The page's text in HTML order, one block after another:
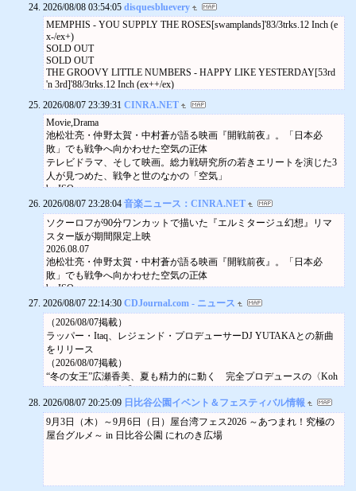
Door: 3000JPY
Xiang (acoustic body, violin) (from China), Shinpei Ruike (trumpet), Takashi
Seo (bass)
Aug 12 (Wed)
19.00
POLARIS
Minami-Aoyama
Advance: ¥3500
Door: ¥4000
Open Jam Session
Aug 12
2026/08/08 03:54:05 disquesbluevery
MEMPHIS - YOU SUPPLY THE ROSES[swamplands]'83/3trks.12 Inch (e
x-/ex+)
SOLD OUT
SOLD OUT
THE GROOVY LITTLE NUMBERS - HAPPY LIKE YESTERDAY[53rd
'n 3rd]'88/3trks.12 Inch (ex++/ex)
2026/08/07 23:39:31 CINRA.NET
Movie,Drama
池松壮亮・仲野太賀・中村蒼が語る映画『開戦前夜』。「日本必
敗」でも戦争へ向かわせた空気の正体
テレビドラマ、そして映画。総力戦研究所の若きエリートを演じた3
人が見つめた、戦争と世のなかの「空気」
by ISO
2026.08.07
Movie,Drama
「制裁は生活を致命的に変える」。『大統領のケーキ』監督が描い
たフセイン政権で生きる人々
by ISO
2026.07.10
グローバルに展開するゲーム・アニメ系デジタルコンテンツ制作
未経験
新卒
フレックス
リモートワーク実施中
ユニークな福利厚生
語学を活かせる
最先端の技術を学べる
株式会社エンタクルグラフィックス
熱量と柔軟性で作品をカタチに。エディトリアル制作を一緒に！
リモートワーク実施中
少数精鋭
カルチャー愛がある
2026/08/07 23:28:04 音楽ニュース：CINRA.NET
ソクーロフが90分ワンカットで描いた『エルミタージュ幻想』リマ
スター版が期間限定上映
2026.08.07
池松壮亮・仲野太賀・中村蒼が語る映画『開戦前夜』。「日本必
敗」でも戦争へ向かわせた空気の正体
by ISO
2026.08.07
Book
東野圭吾『永遠の記憶』発売記念キャンペーン第3弾。東野圭吾お気
に入りの一文を推理
2026.08.07
Movie,Drama
スタジオジブリ『耳をすませば』『借りぐらしのアリエッティ』4K
リマスター版の上映が決定
2026.08.07
朝ドラ『ブラッサム』ポスター公開。タイトル映像監督は奥山大
史、語りは三條雅幸アナウンサー
2026.08.07
2026/08/07 22:14:30 CDJournal.com - ニュース
（2026/08/07掲載）
ラッパー・Itaq、レジェンド・プロデューサーDJ YUTAKAとの新曲
をリリース
（2026/08/07掲載）
“冬の女王”広瀬香美、夏も精力的に動く 完全プロデュースの〈Koh
mi EXPO 2026〉公式サイトオ…
（2026/08/07掲載）
King & Prince、最新曲「So Honey」MVダンス・ヴァージョンのティ
ザー映像公開
（2026/08/07掲載）
（2026/08/07掲載）
2026/08/07 20:25:09 日比谷公園イベント＆フェスティバル情報
9月3日（木）～9月6日（日）屋台湾フェス2026 ～あつまれ！究極の
屋台グルメ～ in 日比谷公園 にれのき広場